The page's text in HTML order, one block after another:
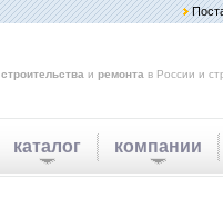
строительства и ремонта в России и
каталог компании